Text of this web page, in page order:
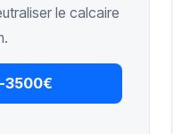
le calcaire
3500€